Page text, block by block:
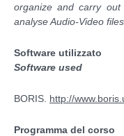
organize and carry
analyse Audio-Video files
Software utilizzato
Software used
BORIS. http://
Programma del corso